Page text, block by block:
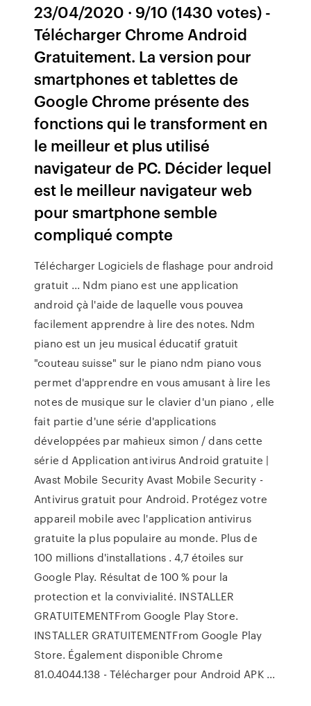
23/04/2020 · 9/10 (1430 votes) -
Télécharger Chrome Android
Gratuitement. La version pour
smartphones et tablettes de
Google Chrome présente des
fonctions qui le transforment en
le meilleur et plus utilisé
navigateur de PC. Décider lequel
est le meilleur navigateur web
pour smartphone semble
compliqué compte
Télécharger Logiciels de flashage pour android
gratuit ... Ndm piano est une application
android çà l'aide de laquelle vous pouvea
facilement apprendre à lire des notes. Ndm
piano est un jeu musical éducatif gratuit
"couteau suisse" sur le piano ndm piano vous
permet d'apprendre en vous amusant à lire les
notes de musique sur le clavier d'un piano , elle
fait partie d'une série d'applications
développées par mahieux simon / dans cette
série d Application antivirus Android gratuite |
Avast Mobile Security Avast Mobile Security -
Antivirus gratuit pour Android. Protégez votre
appareil mobile avec l'application antivirus
gratuite la plus populaire au monde. Plus de
100 millions d'installations . 4,7 étoiles sur
Google Play. Résultat de 100 % pour la
protection et la convivialité. INSTALLER
GRATUITEMENTFrom Google Play Store.
INSTALLER GRATUITEMENTFrom Google Play
Store. Également disponible Chrome
81.0.4044.138 - Télécharger pour Android APK ...